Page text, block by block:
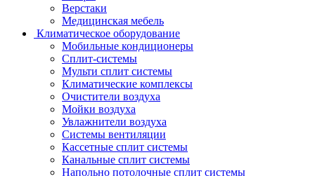
Верстаки
Медицинская мебель
Климатическое оборудование
Мобильные кондиционеры
Сплит-системы
Мульти сплит системы
Климатические комплексы
Очистители воздуха
Мойки воздуха
Увлажнители воздуха
Системы вентиляции
Кассетные сплит системы
Канальные сплит системы
Напольно потолочные сплит системы